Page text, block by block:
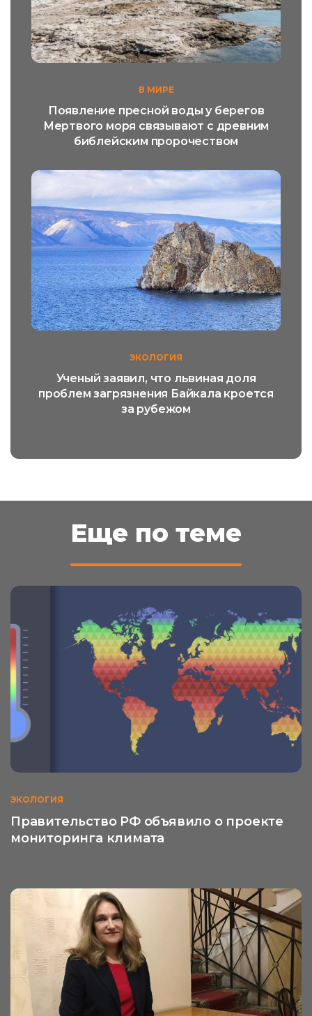
В МИРЕ
Появление пресной воды у берегов
Мертвого моря связывают с древним
библейским пророчеством
ЭКОЛОГИЯ
Ученый заявил, что львиная доля
проблем загрязнения Байкала кроется
за рубежом
Еще по теме
ЭКОЛОГИЯ
Правительство РФ объявило о проекте
мониторинга климата